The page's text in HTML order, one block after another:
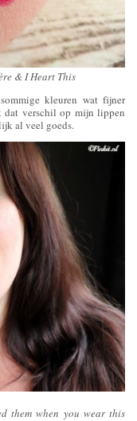
& I Heart This
kleuren wat fijner
dat verschil op mijn lippen
al veel goeds.
them when you wear this